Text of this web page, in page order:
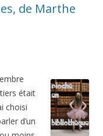
de Marthe
était
choisi
d’un